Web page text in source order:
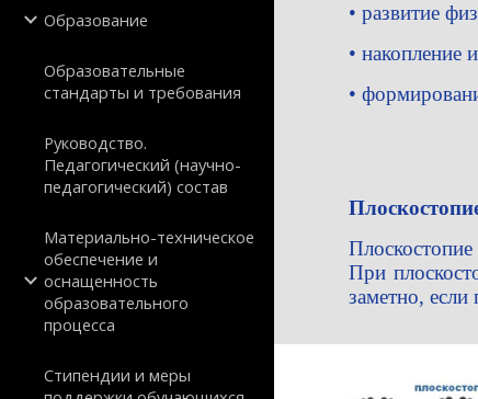
Образование
Образовательные
стандарты и требования
Руководство.
Педагогический (научно-
педагогический) состав
Материально-техническое
обеспечение и
оснащенность
образовательного
процесса
Стипендии и меры
• развитие
• накопление
•
При
заметно,